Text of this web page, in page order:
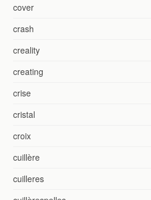
cover
crash
creality
creating
crise
cristal
croix
cuillère
cuilleres